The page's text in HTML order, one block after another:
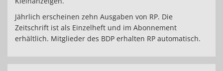
Jährlich erscheinen zehn Ausgaben von RP. Die
Zeitschrift ist als Einzelheft und im Abonnement
erhältlich. Mitglieder des BDP erhalten RP automatisch.